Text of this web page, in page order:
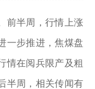
前半周，行情上涨
一步推进，焦煤盘
情在阅兵限产及粗
半周，相关传闻有